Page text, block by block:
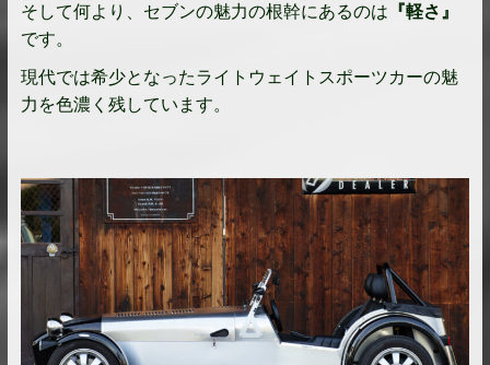
そして何より、セブンの魅力の根幹にあるのは 『軽さ』
です。
現代では希少となったライトウェイトスポーツカーの魅
力を色濃く残しています。